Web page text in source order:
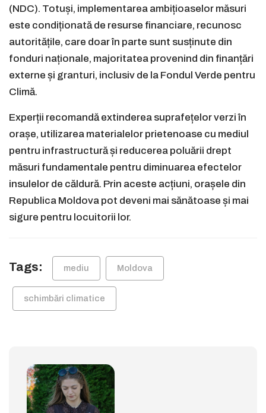
(NDC). Totuși, implementarea ambițioaselor măsuri
este condiționată de resurse financiare, recunosc
autoritățile, care doar în parte sunt susținute din
fonduri naționale, majoritatea provenind din finanțări
externe și granturi, inclusiv de la Fondul Verde pentru
Climă.
Experții recomandă extinderea suprafețelor verzi în
orașe, utilizarea materialelor prietenoase cu mediul
pentru infrastructură și reducerea poluării drept
măsuri fundamentale pentru diminuarea efectelor
insulelor de căldură. Prin aceste acțiuni, orașele din
Republica Moldova pot deveni mai sănătoase și mai
sigure pentru locuitorii lor.
Tags: mediu Moldova
schimbări climatice